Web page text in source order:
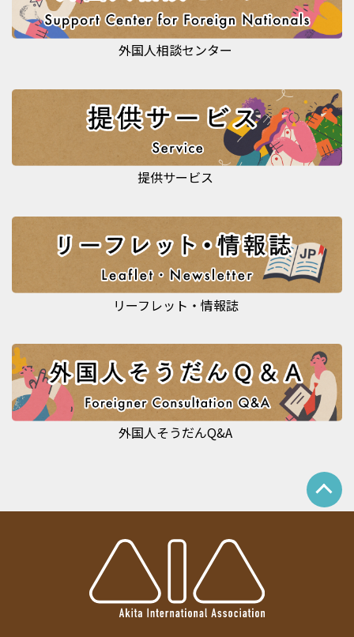
外国人相談センター
提供サービス
リーフレット・情報誌
外国人そうだんQ&A